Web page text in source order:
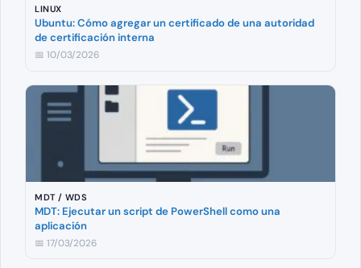
LINUX
Ubuntu: Cómo agregar un certificado de una autoridad
de certificación interna
📅 10/03/2026
MDT / WDS
MDT: Ejecutar un script de PowerShell como una
aplicación
📅 17/03/2026